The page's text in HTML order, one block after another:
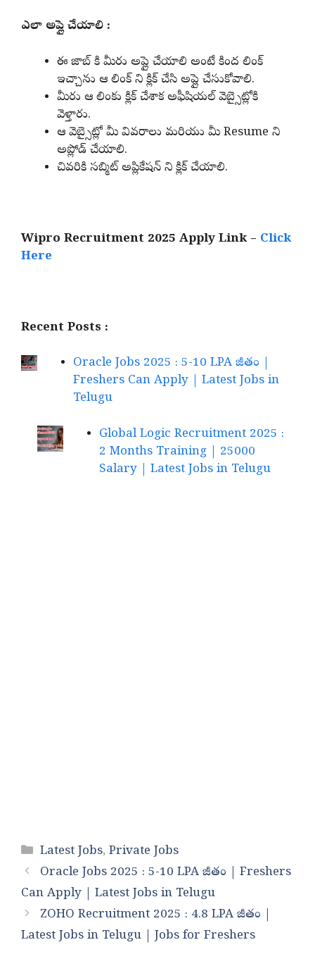
ఎలా అప్లై చేయాలి :
ఈ జాబ్ కి మీరు అప్లై చేయాలి అంటే కింద లింక్
ఇచ్చాను ఆ లింక్ ని క్లిక్ చేసి అప్లై చేసుకోవాలి.
మీరు ఆ లింకు క్లిక్ చేశాక అఫీషియల్ వెబ్సైట్లోకి
వెళ్తారు.
ఆ వెబ్సైట్లో మీ వివరాలు మరియు మీ Resume ని
అప్లోడ్ చేయాలి.
చివరికి సబ్మిట్ అప్లికేషన్ ని క్లిక్ చేయాలి.
Wipro Recruitment 2025 Apply Link – Click
Here
Recent Posts :
Oracle Jobs 2025 : 5-10 LPA జీతం |
Freshers Can Apply | Latest Jobs in
Telugu
Global Logic Recruitment 2025 :
2 Months Training | 25000
Salary | Latest Jobs in Telugu
Categories
Latest Jobs,Private Jobs
Oracle Jobs 2025 : 5-10 LPA జీతం | Freshers
Can Apply | Latest Jobs in Telugu
ZOHO Recruitment 2025 : 4.8 LPA జీతం |
Latest Jobs in Telugu | Jobs for Freshers